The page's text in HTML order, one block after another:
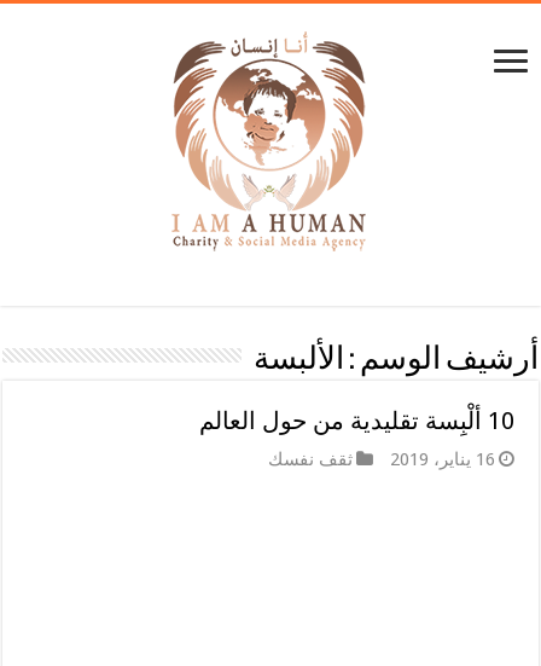
أرشيف الوسم : الألبسة
10 ألْبِسة تقليدية من حول العالم
16 يناير، 2019 ثقف نفسك